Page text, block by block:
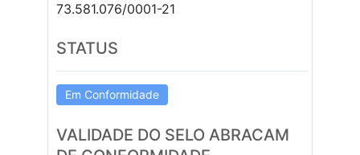
73.581.076/0001-21
STATUS
Em Conformidade
VALIDADE DO SELO ABRACAM